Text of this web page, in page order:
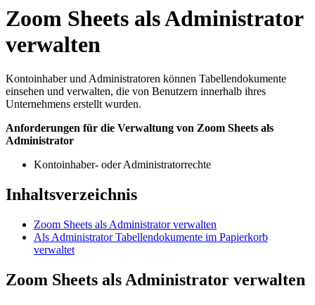
Zoom Sheets als Administrator
verwalten
Kontoinhaber und Administratoren können Tabellendokumente
einsehen und verwalten, die von Benutzern innerhalb ihres
Unternehmens erstellt wurden.
Anforderungen für die Verwaltung von Zoom Sheets als
Administrator
Kontoinhaber- oder Administratorrechte
Inhaltsverzeichnis
Zoom Sheets als Administrator verwalten
Als Administrator Tabellendokumente im Papierkorb
verwaltet
Zoom Sheets als Administrator verwalten